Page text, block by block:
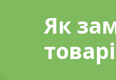
Як